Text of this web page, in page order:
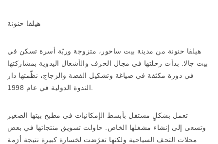
هيلفا حنونة
هيلفا حنونة من مدينة بيت ساحور، متزوجة وربّة أسرة تسكن في
بيت جالا. بدأت رحلتها في مجال الحرف والأشغال اليدوية بمشاركتها
في دورة مكثفة في صياغة وتشكيل الفضة والزجاج، نظّمتها دار
تعمل بشكلٍ مستقل بأبسط الإمكانيات في مطبخ بيتها الصغير
وتسعى إلى إنشاء مشغلها الخاص. حاولت تسويق منتجاتها في بعض
محلات التحف السياحية ولكنها تعرّضت لخسارة كبيرة نتيجة أزمة